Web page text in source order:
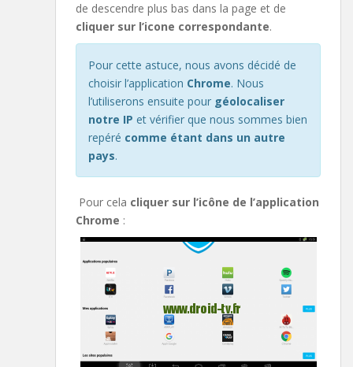
de descendre plus bas dans la page et de
cliquer sur l’icone correspondante.
Pour cette astuce, nous avons décidé de
choisir l’application Chrome. Nous
l’utiliserons ensuite pour géolocaliser
notre IP et vérifier que nous sommes bien
repéré comme étant dans un autre
pays.
Pour cela cliquer sur l’icône de l’application
Chrome :